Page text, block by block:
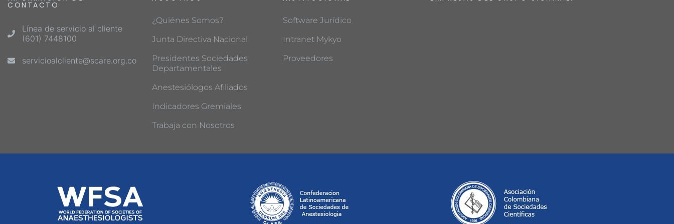
CONTACTO
Línea de servicio al cliente
(601) 7448100
servicioalcliente@scare.org.co
¿Quiénes Somos?
Junta Directiva Nacional
Presidentes Sociedades
Departamentales
Anestesiólogos Afiliados
Indicadores Gremiales
Trabaja con Nosotros
Software Jurídico
Intranet Mykyo
Proveedores